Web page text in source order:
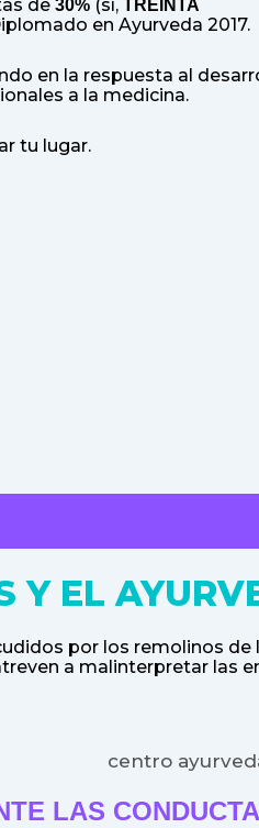
de 30% (sí, TREINTA
en Ayurveda 2017.
en la respuesta al
a la medicina.
tu lugar.
Y EL
por los remolinos
a malinterpretar
LAS